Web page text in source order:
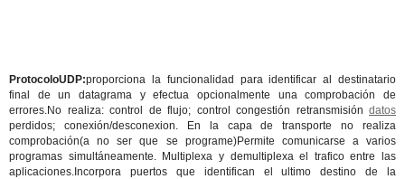
ProtocoloUDP:proporciona la funcionalidad para identificar al destinatario
final de un datagrama y efectua opcionalmente una comprobación de
errores.No realiza: control de flujo; control congestión retransmisión datos
perdidos; conexión/desconexion. En la capa de transporte no realiza
comprobación(a no ser que se programe)Permite comunicarse a varios
programas simultáneamente. Multiplexa y demultiplexa el trafico entre las
aplicaciones.Incorpora puertos que identifican el ultimo destino de la